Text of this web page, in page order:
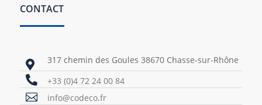
CONTACT
 317 chemin des Goules 38670 Chasse-sur-Rhône
 +33 (0)4 72 24 00 84
 info@codeco.fr